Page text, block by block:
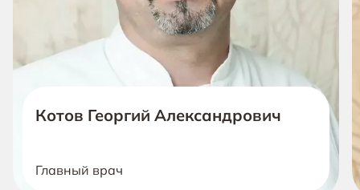
Котов Георгий Александрович
Главный врач